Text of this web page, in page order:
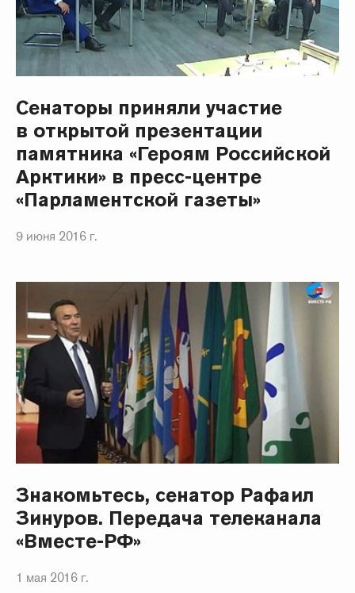
Сенаторы приняли участие
в открытой презентации
памятника «Героям Российской
Арктики» в пресс-центре
«Парламентской газеты»
9 июня 2016 г.
Знакомьтесь, сенатор Рафаил
Зинуров. Передача телеканала
«Вместе-РФ»
1 мая 2016 г.